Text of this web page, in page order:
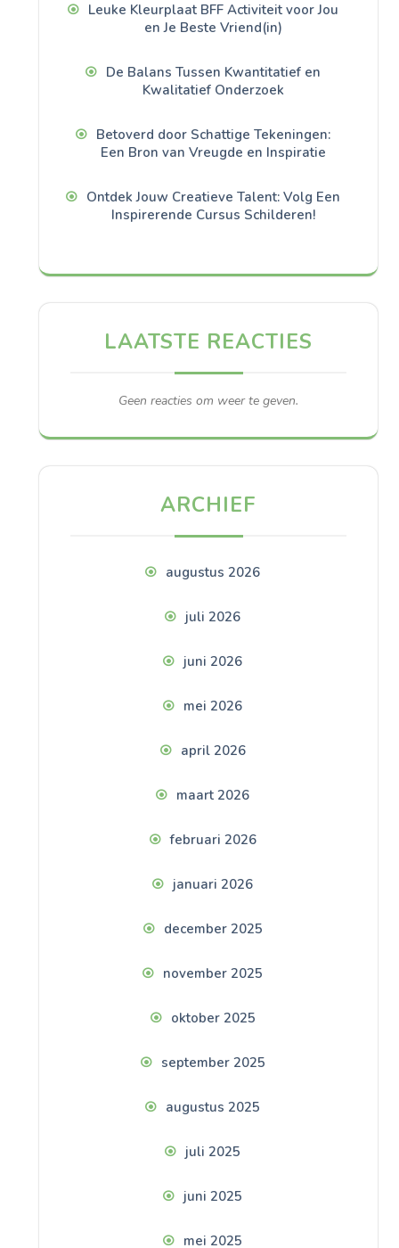
Leuke Kleurplaat BFF Activiteit voor Jou
en Je Beste Vriend(in)
De Balans Tussen Kwantitatief en
Kwalitatief Onderzoek
Betoverd door Schattige Tekeningen:
Een Bron van Vreugde en Inspiratie
Ontdek Jouw Creatieve Talent: Volg Een
Inspirerende Cursus Schilderen!
LAATSTE REACTIES
Geen reacties om weer te geven.
ARCHIEF
augustus 2026
juli 2026
juni 2026
mei 2026
april 2026
maart 2026
februari 2026
januari 2026
december 2025
november 2025
oktober 2025
september 2025
augustus 2025
juli 2025
juni 2025
mei 2025